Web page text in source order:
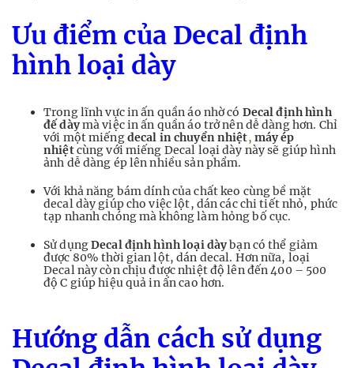
Ưu điểm của Decal định
hình loại dày
Trong lĩnh vực in ấn quần áo nhờ có Decal định hình
đế dàymà việc in ấn quần áo trở nên dễ dàng hơn. Chỉ
với một miếngdecal in chuyển nhiệt, máy ép
nhiệtcùng với miếng Decal loại dày này sẽ giúp hình
ảnh dễ dàng ép lên nhiều sản phẩm.
Với khả năng bám dính của chất keo cùng bề mặt
decal dày giúp cho việc lột, dán các chi tiết nhỏ, phức
tạp nhanh chóng mà không làm hỏng bố cục.
Sử dụngDecal định hình loại dàybạn có thể giảm
được 80% thời gian lột, dán decal. Hơn nữa, loại
Decal này còn chịu được nhiệt độ lên đến 400 – 500
độ C giúp hiệu quả in ấn cao hơn.
Hướng dẫn cách sử dụng